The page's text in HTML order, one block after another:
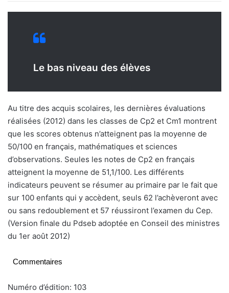
Le bas niveau des élèves
Au titre des acquis scolaires, les dernières évaluations
réalisées (2012) dans les classes de Cp2 et Cm1 montrent
que les scores obtenus n’atteignent pas la moyenne de
50/100 en français, mathématiques et sciences
d’observations. Seules les notes de Cp2 en français
atteignent la moyenne de 51,1/100. Les différents
indicateurs peuvent se résumer au primaire par le fait que
sur 100 enfants qui y accèdent, seuls 62 l’achèveront avec
ou sans redoublement et 57 réussiront l’examen du Cep.
(Version finale du Pdseb adoptée en Conseil des ministres
du 1er août 2012)
Commentaires
Numéro d’édition: 103